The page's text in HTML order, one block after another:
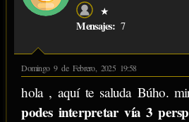
★
Mensajes: 7
Domingo 9 de Febrero, 2025 19:58
hola , aquí te saluda Búho.
podes interpretar vía 3